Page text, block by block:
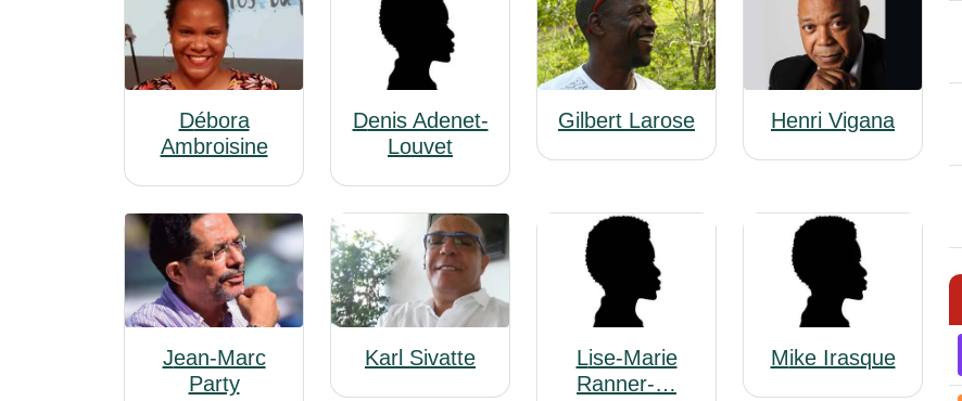
Débora
Ambroisine
Denis Adenet-
Louvet
Gilbert Larose Henri Vigana
Jean-Marc
Party
Karl Sivatte
Lise-Marie
Ranner-…
Mike Irasque